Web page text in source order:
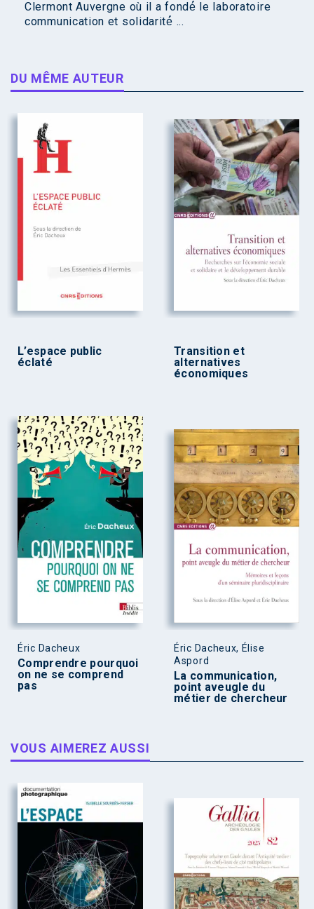
Clermont Auvergne où il a fondé́ le laboratoire
communication et solidarité́ ...
DU MÊME AUTEUR
L’espace public
éclaté
Transition et
alternatives
économiques
Éric Dacheux
Comprendre pourquoi
on ne se comprend
pas
Éric Dacheux, Élise
Aspord
La communication,
point aveugle du
métier de chercheur
VOUS AIMEREZ AUSSI